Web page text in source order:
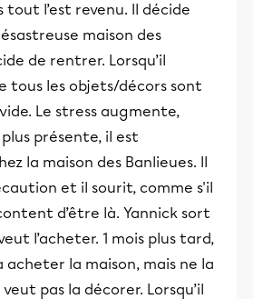
tout l’est revenu. Il décide
maison des
de rentrer. Lorsqu’il
tous les objets/décors sont
Le stress augmente,
plus présente, il est
la maison des Banlieues. Il
et il sourit, comme s'il
d’être là. Yannick sort
l’acheter. 1 mois plus tard,
acheter la maison, mais ne la
pas la décorer. Lorsqu’il